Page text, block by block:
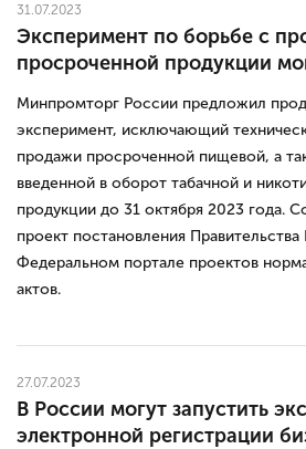
31.07.2023
Эксперимент по борьбе с
просроченной продукции
Минпромторг России предложил
эксперимент, исключающий
продажи просроченной пищевой, а
введенной в оборот табачной и
продукции до 31 октября 2023 года.
проект постановления Правительства
Федеральном портале проектов
актов.
27.07.2023
В России могут запустить
электронной регистрации